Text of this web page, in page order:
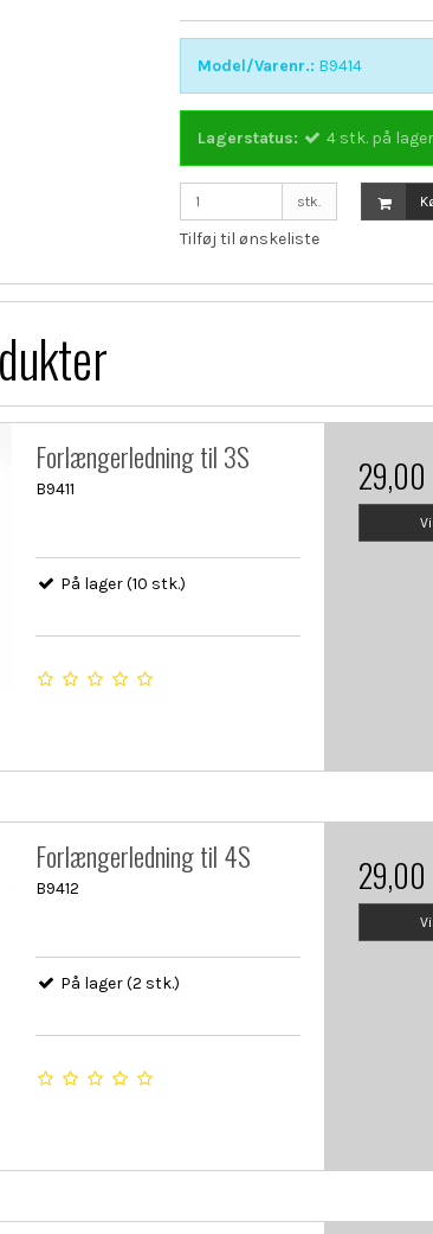
Model/Varenr.: B9414
Lagerstatus: 4 stk. på lager
stk.
Tilføj til ønskeliste
Forlængerledning til 3S
B9411
På lager (10 stk.)
29,00
Forlængerledning til 4S
B9412
På lager (2 stk.)
29,00